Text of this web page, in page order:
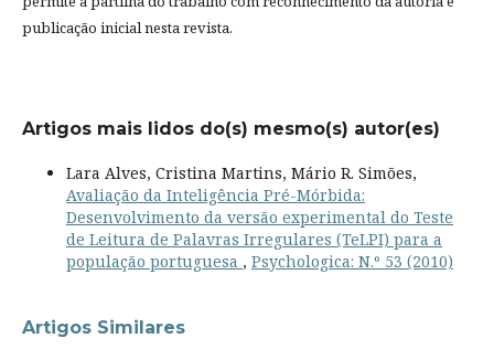
publicação inicial nesta revista.
Artigos mais lidos do(s) mesmo(s) autor(es)
Lara Alves, Cristina Martins, Mário R. Simões,
Avaliação da Inteligência Pré-Mórbida:
Desenvolvimento da versão experimental do Teste
de Leitura de Palavras Irregulares (TeLPI) para a
população portuguesa , Psychologica: N.º 53 (2010)
Artigos Similares